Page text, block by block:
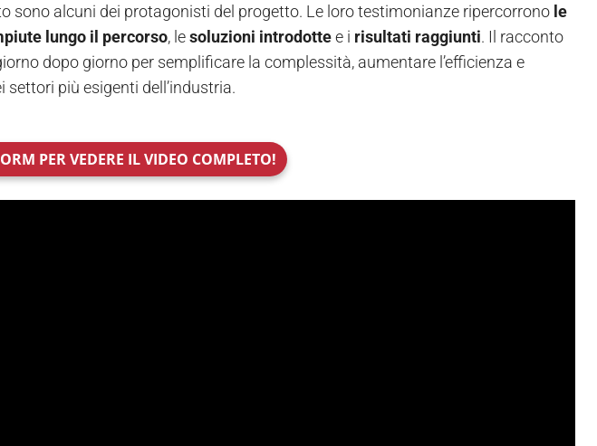
sono alcuni dei protagonisti del progetto. Le loro testimonianze ripercorrono le
lungo il percorso, lesoluzioni introdottee i risultati raggiunti. Il racconto
dopo giorno per semplificare la complessità, aumentare l’efficienza e
più esigenti dell’industria.
PER VEDERE IL VIDEO COMPLETO!